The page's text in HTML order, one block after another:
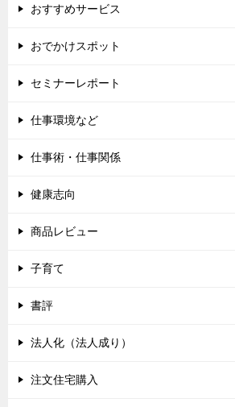
おすすめサービス
おでかけスポット
セミナーレポート
仕事環境など
仕事術・仕事関係
健康志向
商品レビュー
子育て
書評
法人化（法人成り）
注文住宅購入